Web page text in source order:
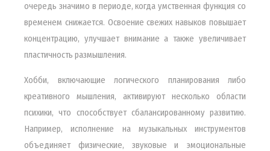
очередь значимо в периоде, когда умственная функция со
временем снижается. Освоение свежих навыков повышает
концентрацию, улучшает внимание а также увеличивает
пластичность размышления.
Хобби, включающие логического планирования либо
креативного мышления, активируют несколько области
психики, что способствует сбалансированному развитию.
Например, исполнение на музыкальных инструментов
объединяет физические, звуковые и эмоциональные